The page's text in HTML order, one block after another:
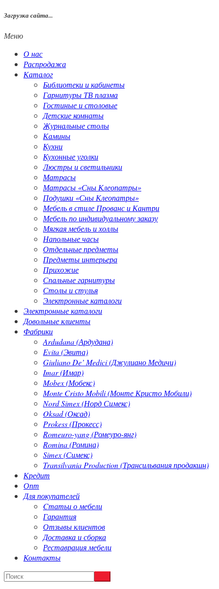
Загрузка сайта...
Меню
О нас
Распродажа
Каталог
Библиотеки и кабинеты
Гарнитуры ТВ плазма
Гостиные и столовые
Детские комнаты
Журнальные столы
Камины
Кухни
Кухонные уголки
Люстры и светильники
Матрасы
Матрасы «Сны Клеопатры»
Подушки «Сны Клеопатры»
Мебель в стиле Прованс и Кантри
Мебель по индивидуальному заказу
Мягкая мебель и холлы
Напольные часы
Отдельные предметы
Предметы интерьера
Прихожие
Спальные гарнитуры
Столы и стулья
Электронные каталоги
Электронные каталоги
Довольные клиенты
Фабрики
Ardudana (Ардудана)
Evita (Эвита)
Giuliano De’ Medici (Джулиано Медичи)
Imar (Имар)
Mobex (Мобекс)
Monte Cristo Mobili (Монте Кристо Мобили)
Nord Simex (Норд Симекс)
Oksad (Оксад)
Prokess (Прокесс)
Romeuro-yang (Ромеуро-янг)
Romina (Ромина)
Simex (Симекс)
Transilvania Production (Трансильвания продакшн)
Кредит
Опт
Для покупателей
Cтатьи о мебели
Гарантия
Отзывы клиентов
Доставка и сборка
Реставрация мебели
Контакты